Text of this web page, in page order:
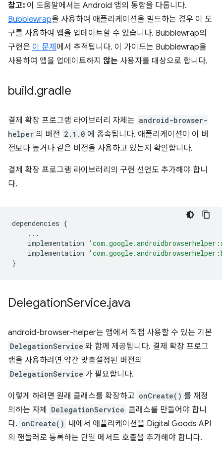
참고: 이 도움말에서는 Android 앱의 통합을 다룹니다.
Bubblewrap을 사용하여 애플리케이션을 빌드하는 경우 이 도
구를 사용하여 앱을 업데이트할 수 있습니다. Bubblewrap의
구현은 이 문제 에서 추적됩니다. 이 가이드는 Bubblewrap을
사용하여 앱을 업데이트하지 않는 사용자를 대상으로 합니다.
build.gradle
결제 확장 프로그램 라이브러리 자체는 android-browser-
helper 의 버전 2.1.0 에 종속됩니다. 애플리케이션이 이 버
전보다 높거나 같은 버전을 사용하고 있는지 확인합니다.
결제 확장 프로그램 라이브러리의 구현 선언도 추가해야 합니
다.
dependencies {
...
implementation
implementation
}
DelegationService.java
android-browser-helper는 앱에서 직접 사용할 수 있는 기본
DelegationService 와 함께 제공됩니다. 결제 확장 프로그
램을 사용하려면 약간 맞춤설정된 버전의
DelegationService 가 필요합니다.
이렇게 하려면 원래 클래스를 확장하고 onCreate() 를 재정
의하는 자체
DelegationService 클래스를 만들어야 합니
다. onCreate() 내에서 애플리케이션을 Digital Goods API
의 핸들러로 등록하는 단일 메서드 호출을 추가해야 합니다.